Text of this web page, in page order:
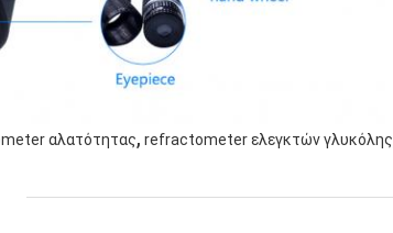
αλατότητας, refractometer ελεγκτών γλυκόλης